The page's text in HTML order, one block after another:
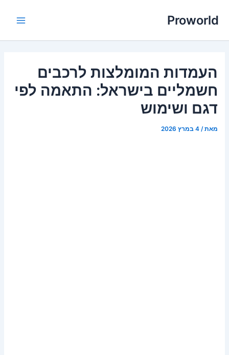
לתוכןProworld
העמדות המומלצות לרכבים
חשמליים בישראל: התאמה לפי
דגם ושימוש
מאת/4 במרץ 2026